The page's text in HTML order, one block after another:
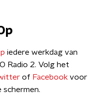
iedere werkdag van
Radio 2. Volg het
of Facebook voor
schermen.